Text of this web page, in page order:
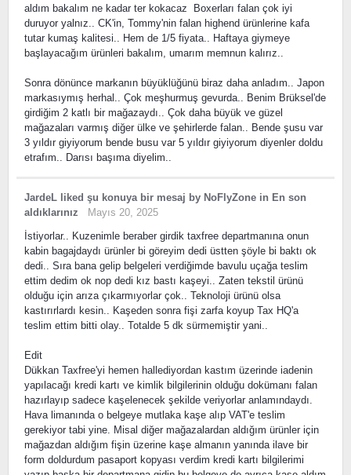
aldım bakalım ne kadar ter kokacaz Boxerları falan çok iyi
duruyor yalnız.. CK'in, Tommy'nin falan highend ürünlerine kafa
tutar kumaş kalitesi.. Hem de 1/5 fiyata.. Haftaya giymeye
başlayacağım ürünleri bakalım, umarım memnun kalırız..
Sonra dönünce markanın büyüklüğünü biraz daha anladım.. Japon
markasıymış herhal.. Çok meşhurmuş gevurda.. Benim Brüksel'de
girdiğim 2 katlı bir mağazaydı.. Çok daha büyük ve güzel
mağazaları varmış diğer ülke ve şehirlerde falan.. Bende şusu var
3 yıldır giyiyorum bende busu var 5 yıldır giyiyorum diyenler doldu
etrafım.. Darısı başıma diyelim..
JardeL liked şu konuya bir mesaj by NoFlyZone in En son
aldıklarınız
Mayıs 20, 2025
İstiyorlar.. Kuzenimle beraber girdik taxfree departmanına onun
kabin bagajdaydı ürünler bi göreyim dedi üstten şöyle bi baktı ok
dedi.. Sıra bana gelip belgeleri verdiğimde bavulu uçağa teslim
ettim dedim ok nop dedi kız bastı kaşeyi.. Zaten tekstil ürünü
olduğu için arıza çıkarmıyorlar çok.. Teknoloji ürünü olsa
kastırırlardı kesin.. Kaşeden sonra fişi zarfa koyup Tax HQ'a
teslim ettim bitti olay.. Totalde 5 dk sürmemiştir yani..
Edit
Dükkan Taxfree'yi hemen hallediyordan kastım üzerinde iadenin
yapılacağı kredi kartı ve kimlik bilgilerinin olduğu dokümanı falan
hazırlayıp sadece kaşelenecek şekilde veriyorlar anlamındaydı.
Hava limanında o belgeye mutlaka kaşe alıp VAT'e teslim
gerekiyor tabi yine. Misal diğer mağazalardan aldığım ürünler için
mağazdan aldığım fişin üzerine kaşe almanın yanında ilave bir
form doldurdum pasaport kopyası verdim kredi kartı bilgilerimi